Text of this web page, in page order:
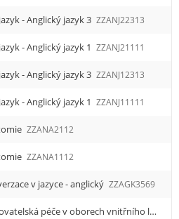
- Anglický jazyk 3 ZZANJ22313
- Anglický jazyk 1 ZZANJ21111
- Anglický jazyk 3 ZZANJ12313
- Anglický jazyk 1 ZZANJ11111
ZZANA2112
ZZANA1112
v jazyce - anglický ZZAGK3569
ZVNL2232 Ošetřovatelská péče v oborech vnitřního lékařství